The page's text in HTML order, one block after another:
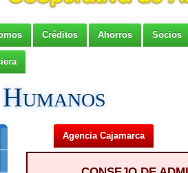
Créditos Ahorros Socios
Agencia Cajamarca